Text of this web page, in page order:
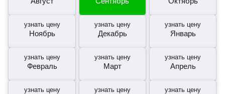
узнать цену
Ноябрь
узнать цену
Декабрь
узнать цену
Январь
узнать цену
Февраль
узнать цену
Март
узнать цену
Апрель
узнать цену узнать цену узнать цену